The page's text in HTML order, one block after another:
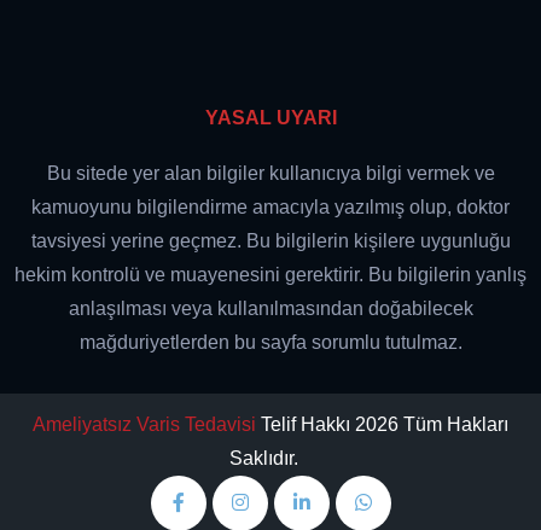
YASAL UYARI
Bu sitede yer alan bilgiler kullanıcıya bilgi vermek ve
kamuoyunu bilgilendirme amacıyla yazılmış olup, doktor
tavsiyesi yerine geçmez. Bu bilgilerin kişilere uygunluğu
hekim kontrolü ve muayenesini gerektirir. Bu bilgilerin yanlış
anlaşılması veya kullanılmasından doğabilecek
mağduriyetlerden bu sayfa sorumlu tutulmaz.
Ameliyatsız Varis Tedavisi Telif Hakkı 2026 Tüm Hakları
Saklıdır.